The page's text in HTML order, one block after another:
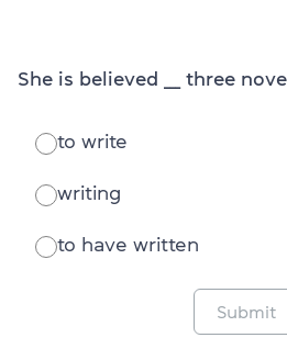
She is believed ___ three
to write
writing
to have written
Submit